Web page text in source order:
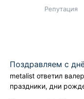
Репутация
Поздравляем с
metalist ответил
праздники, дни